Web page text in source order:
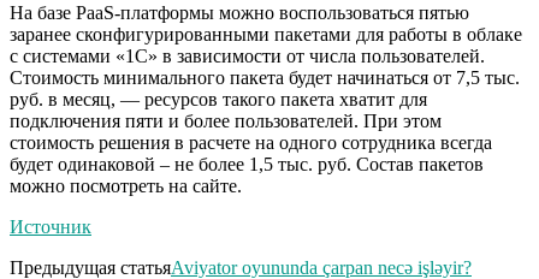
На базе PaaS-платформы можно воспользоваться пятью
заранее сконфигурированными пакетами для работы в облаке
с системами «1С» в зависимости от числа пользователей.
Стоимость минимального пакета будет начинаться от 7,5 тыс.
руб. в месяц, — ресурсов такого пакета хватит для
подключения пяти и более пользователей. При этом
стоимость решения в расчете на одного сотрудника всегда
будет одинаковой – не более 1,5 тыс. руб. Состав пакетов
можно посмотреть на сайте.
Источник
Предыдущая статьяAviyator oyununda çarpan necə işləyir?